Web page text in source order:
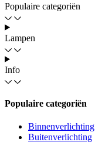
Populaire categoriën
Lampen
Info
Populaire categoriën
Binnenverlichting
Buitenverlichting